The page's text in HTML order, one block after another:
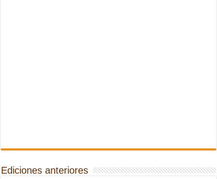
Ediciones anteriores